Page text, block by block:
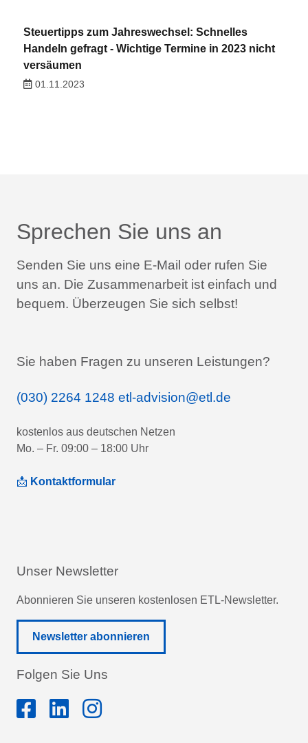
Steuertipps zum Jahreswechsel: Schnelles
Handeln gefragt - Wichtige Termine in 2023 nicht
versäumen
01.11.2023
Sprechen Sie uns an
Senden Sie uns eine E-Mail oder rufen Sie
uns an. Die Zusammenarbeit ist einfach und
bequem. Überzeugen Sie sich selbst!
Sie haben Fragen zu unseren Leistungen?
(030) 2264 1248 etl-advision@etl.de
kostenlos aus deutschen Netzen
Mo. – Fr. 09:00 – 18:00 Uhr
📩 Kontaktformular
Unser Newsletter
Abonnieren Sie unseren kostenlosen ETL-Newsletter.
Newsletter abonnieren
Folgen Sie Uns